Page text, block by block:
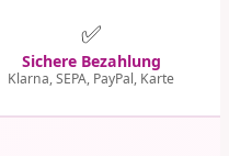
✅
Sichere Bezahlung
Klarna, SEPA, PayPal, Karte